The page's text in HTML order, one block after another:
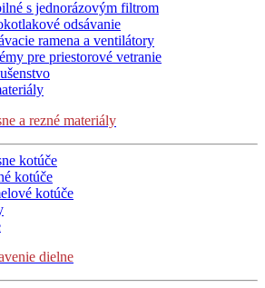
s jednorázovým filtrom
odsávanie
ramena a ventilátory
pre priestorové vetranie
a rezné materiály
kotúče
kotúče
kotúče
dielne